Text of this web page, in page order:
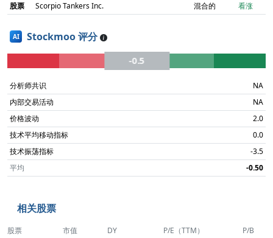
股票
Scorpio Tankers Inc. 混合的 看涨
AI Stockmoo 评分
-0.5
分析师共识
NA
内部交易活动
NA
价格波动
2.0
技术平均移动指标
0.0
技术振荡指标
-3.5
平均
-0.50
相关股票
股票 市值 DY P/E（TTM）
P/B